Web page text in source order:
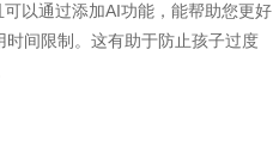
以通过添加AI功能，能帮助您更好
间限制。这有助于防止孩子过度